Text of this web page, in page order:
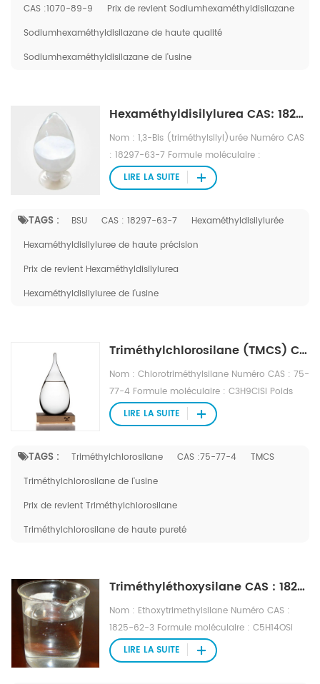
CAS :1070-89-9
Prix ​​de revient Sodiumhexaméthyldisilazane
Sodiumhexaméthyldisilazane de haute qualité
Sodiumhexaméthyldisilazane de l'usine
Hexaméthyldisilylurea CAS: 18297-63-7 (BSU)
Nom : 1,3-Bis (triméthylsilyl)urée Numéro CAS
: 18297-63-7 Formule moléculaire :
C7H20N2OSi2 Poids moléculaire : 204,42
Numéro EINECS : 242-177-9 Fichier Mol :
TAGS : BSU CAS : 18297-63-7
Hexaméthyldisilylurée
Hexaméthyldisilyluree de haute précision
Prix ​​de revient Hexaméthyldisilylurea
Hexaméthyldisilyluree de l'usine
LIRE LA SUITE
Triméthylchlorosilane (TMCS) CAS : 75-77-4
Nom : Chlorotriméthylsilane Numéro CAS : 75-
77-4 Formule moléculaire : C3H9ClSi Poids
moléculaire : 108,64 Numéro EINECS : 200-
900-5 Fichier Mol : 75-77-4.mol
TAGS : Triméthylchlorosilane CAS :75-77-4
TMCS
Triméthylchlorosilane de l'usine
Prix ​​de revient Triméthylchlorosilane
Triméthylchlorosilane de haute pureté
LIRE LA SUITE
Triméthyléthoxysilane CAS : 1825-62-3
Nom : Ethoxytrimethylsilane Numéro CAS :
1825-62-3 Formule moléculaire : C5H14OSi
Poids moléculaire : 118,25 Numéro EINECS :
217-370-6 Fichier Mol : 1825-62-3.mol
LIRE LA SUITE